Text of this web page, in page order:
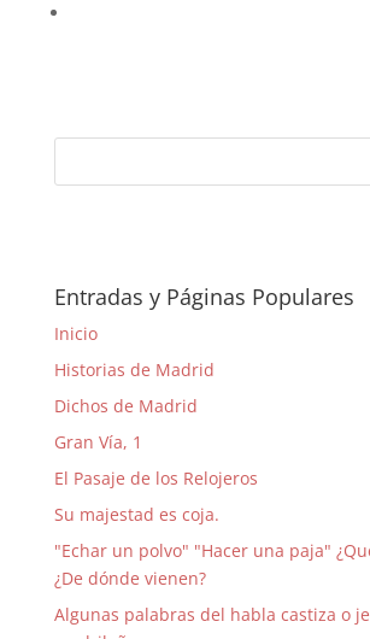
Entradas y Páginas Populares
Inicio
Historias de Madrid
Dichos de Madrid
Gran Vía, 1
El Pasaje de los Relojeros
Su majestad es coja.
"Echar un polvo" "Hacer una paja"
¿De dónde vienen?
Algunas palabras del habla castiza o